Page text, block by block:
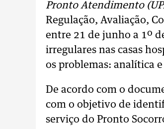
Pronto Atendimento
Regulação, Avaliação,
entre 21 de junho a 1º
irregulares nas casas
os problemas: analítica
De acordo com o
com o objetivo de
serviço do Pronto